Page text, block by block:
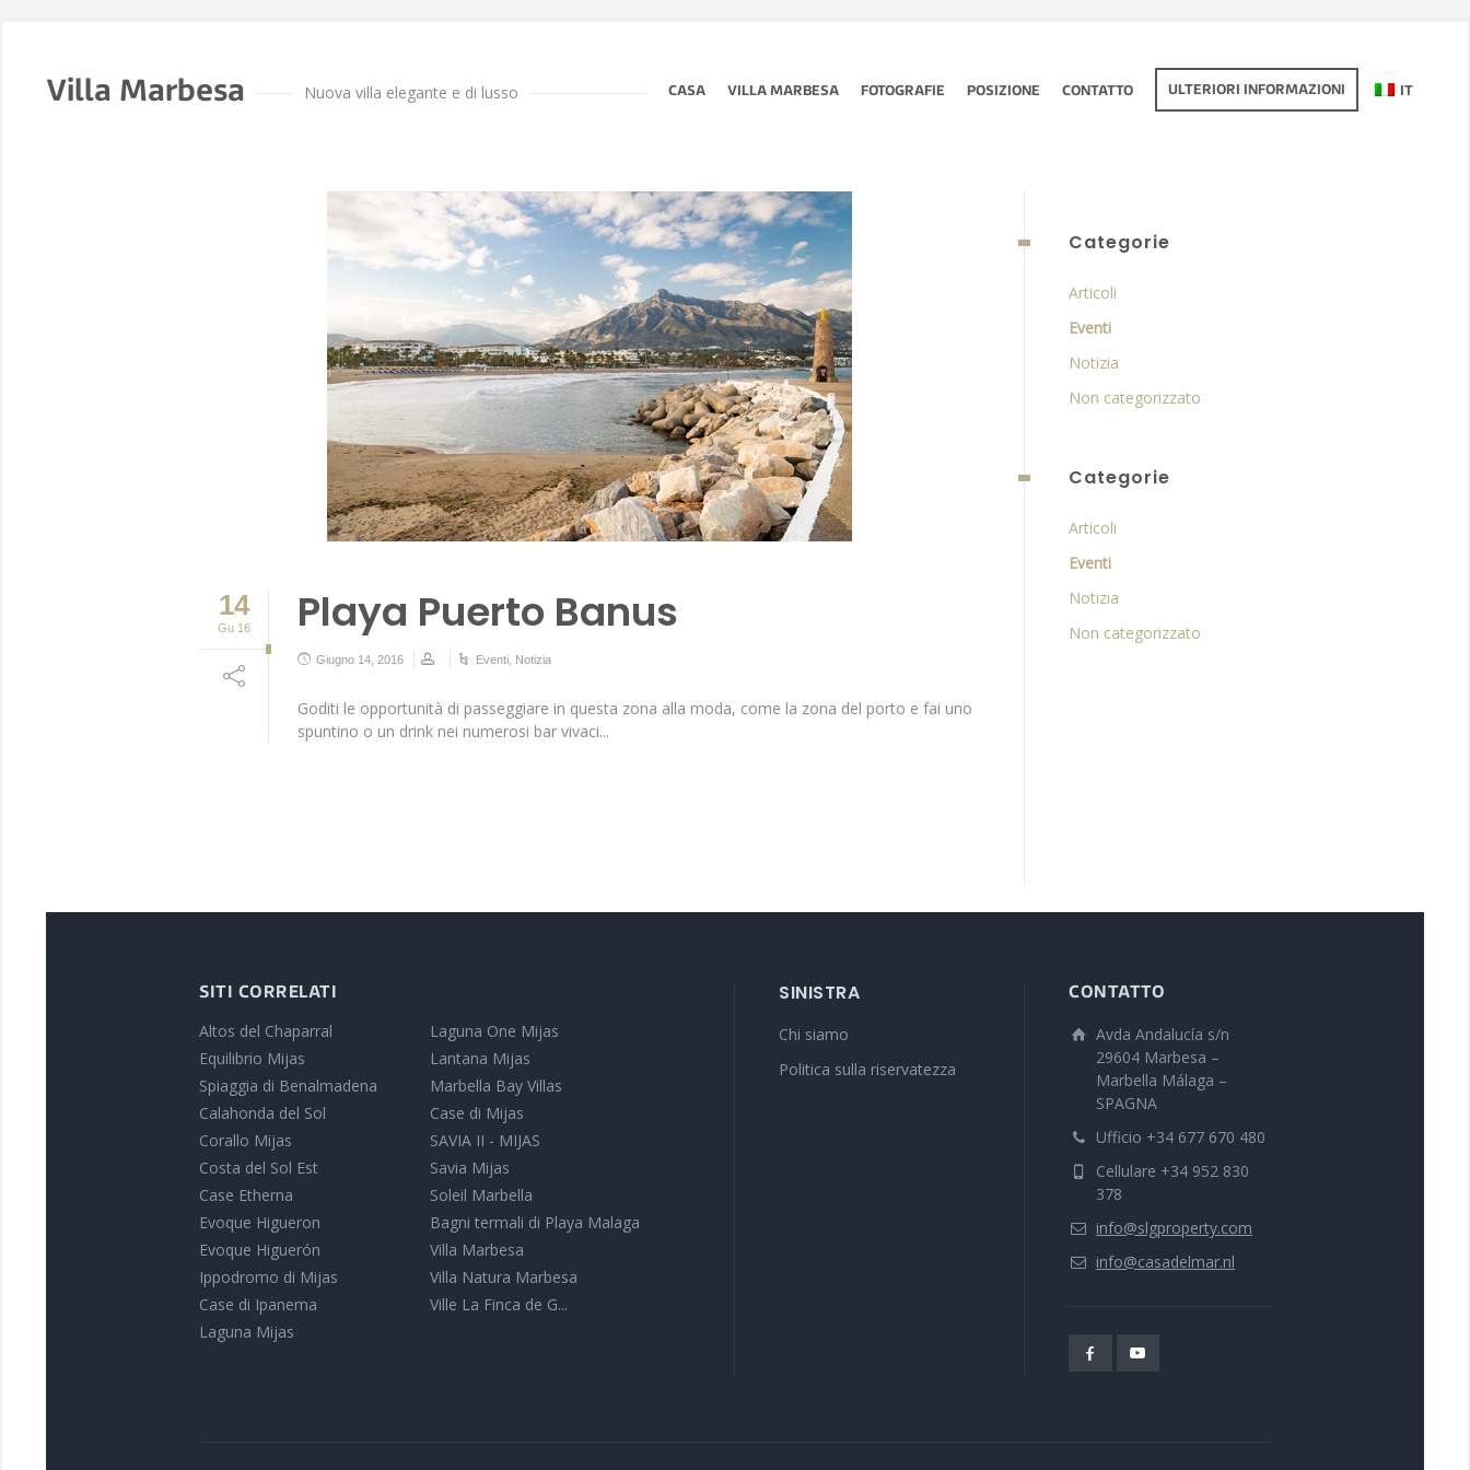
Villa Marbesa Nuova villa elegante e di lusso CASA VILLA MARBESA FOTOGRAFIE POSIZIONE CONTATTO ULTERIORI INFORMAZIONI IT
14
Gu 16 Playa Puerto Banus
Giugno 14, 2016 Eventi Notizia
Goditi le opportunità di passeggiare in questa zona alla moda, come la zona del porto e fai uno
spuntino o un drink nei numerosi bar vivaci...
Categorie
Articoli
Eventi
Notizia
Non categorizzato
Categorie
Articoli
Eventi
Notizia
Non categorizzato
SITI CORRELATI
Altos del Chaparral
Equilibrio Mijas
Spiaggia di Benalmadena
Calahonda del Sol
Corallo Mijas
Costa del Sol Est
Case Etherna
Evoque Higueron
Evoque Higuerón
Ippodromo di Mijas
Case di Ipanema
Laguna Mijas
Laguna One Mijas
Lantana Mijas
Marbella Bay Villas
Case di Mijas
SAVIA II - MIJAS
Savia Mijas
Soleil Marbella
Bagni termali di Playa Malaga
Villa Marbesa
Villa Natura Marbesa
Ville La Finca de G...
SINISTRA
Chi siamo
Politica sulla riservatezza
CONTATTO
Avda Andalucía s/n
29604 Marbesa –
Marbella Málaga –
SPAGNA
Ufficio +34 677 670 480
Cellulare +34 952 830
378
info@slgproperty.com
info@casadelmar.nl